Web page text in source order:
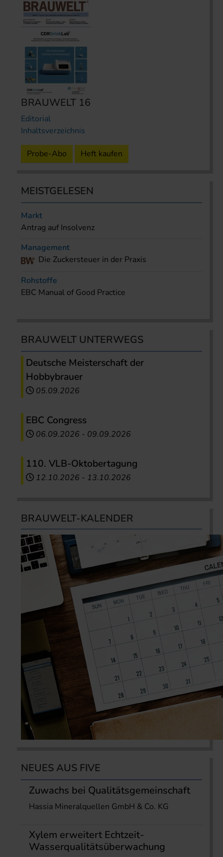
BRAUWELT 16
Editorial
Inhaltsverzeichnis
Probe-Abo Heft kaufen
MEISTGELESEN
Markt
Antrag auf Insolvenz
Management
Die Zuckersteuer in der Praxis
Rohstoffe
EBC Manual of Good Practice
BRAUWELT UNTERWEGS
Deutsche Meisterschaft der
Hobbybrauer
05.09.2026
EBC Congress
06.09.2026 - 09.09.2026
110. VLB-Oktobertagung
12.10.2026 - 13.10.2026
BRAUWELT-KALENDER
NEUES AUS FIVE
Zuwachs bei Qualitätsgemeinschaft
Hassia Mineralquellen GmbH & Co. KG
Xylem erweitert Echtzeit-
Wasserqualitätsüberwachung